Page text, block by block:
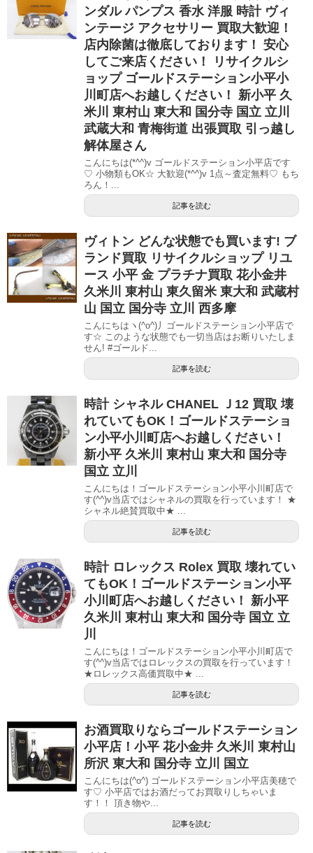
ンダル パンプス 香水 洋服 時計 ヴィ
ンテージ アクセサリー 買取大歓迎！
店内除菌は徹底しております！ 安心
してご来店ください！ リサイクルシ
ョップ ゴールドステーション小平小
川町店へお越しください！ 新小平 久
米川 東村山 東大和 国分寺 国立 立川
武蔵大和 青梅街道 出張買取 引っ越し
解体屋さん
こんにちは(*^^)v ゴールドステーション小平店です
♡ 小物類もOK☆ 大歓迎(*^^)v 1点～査定無料♡ もち
ろん！...
記事を読む
ヴィトン どんな状態でも買います! ブ
ランド買取 リサイクルショップ リユ
ース 小平 金 プラチナ買取 花小金井
久米川 東村山 東久留米 東大和 武蔵村
山 国立 国分寺 立川 西多摩
こんにちはヽ(^o^)丿ゴールドステーション小平店で
す☆ このような状態でも一切当店はお断りいたしま
せん! #ゴールド...
記事を読む
時計 シャネル CHANEL Ｊ12 買取 壊
れていてもOK！ゴールドステーショ
ン小平小川町店へお越しください！
新小平 久米川 東村山 東大和 国分寺
国立 立川
こんにちは！ゴールドステーション小平小川町店で
す(^^)v当店ではシャネルの買取を行っています！ ★
シャネル絶賛買取中★ ...
記事を読む
時計 ロレックス Rolex 買取 壊れてい
てもOK！ゴールドステーション小平
小川町店へお越しください！ 新小平
久米川 東村山 東大和 国分寺 国立 立
川
こんにちは！ゴールドステーション小平小川町店で
す(^^)v当店ではロレックスの買取を行っています！
★ロレックス高価買取中★ ...
記事を読む
お酒買取りならゴールドステーション
小平店！小平 花小金井 久米川 東村山
所沢 東大和 国分寺 立川 国立
こんにちは(^o^) ゴールドステーション小平店美穂で
す♡ 小平店ではお酒だってお買取りしちゃいま
す！！ 頂き物や...
記事を読む